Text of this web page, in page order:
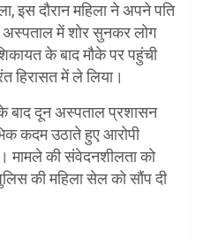
इस दौरान महिला ने अपने पति
अस्पताल में शोर सुनकर लोग
के बाद मौके पर पहुंची
हिरासत में ले लिया।
बाद दून अस्पताल प्रशासन
कदम उठाते हुए आरोपी
मामले की संवेदनशीलता को
की महिला सेल को सौंप दी